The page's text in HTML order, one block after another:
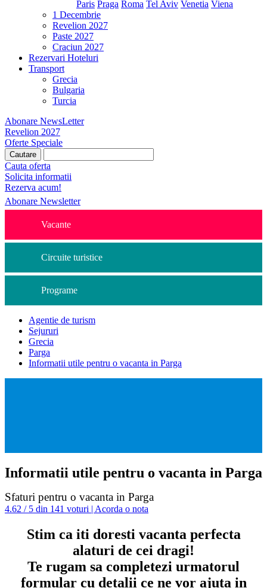
Paris Praga Roma Tel Aviv Venetia Viena
1 Decembrie
Revelion 2027
Paste 2027
Craciun 2027
Rezervari Hoteluri
Transport
Grecia
Bulgaria
Turcia
Abonare NewsLetter
Revelion 2027
Oferte Speciale
Cauta oferta
Solicita informatii
Rezerva acum!
Abonare Newsletter
Vacante
Circuite turistice
Programe
Agentie de turism
Sejururi
Grecia
Parga
Informatii utile pentru o vacanta in Parga
Informatii utile pentru o vacanta in Parga
Sfaturi pentru o vacanta in Parga
4.62 / 5 din 141 voturi | Acorda o nota
Stim ca iti doresti vacanta perfecta
alaturi de cei dragi!
Te rugam sa completezi urmatorul
formular cu detalii ce ne vor ajuta in